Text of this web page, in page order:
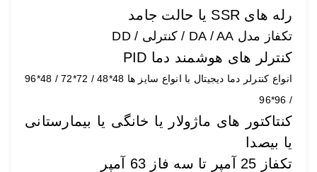
رله های SSR یا حالت جامد
تکفاز مدل DA / AA / کنترلی / DD
کنترلر های هوشمند دما PID
انواع کنترلر دما دیجیتال با انواع سایز ها 48*48 / 72*72 / 48*96
/ 96*96
کنتاکتور های ماژولار یا خانگی یا بیمارستانی
یا بیصدا
تکفاز 25 آمپر تا سه فاز 63 آمپر